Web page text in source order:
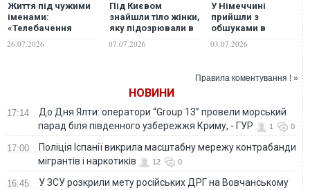
Життя під чужими
іменами:
«Телебачення
Торонто» розкрило
деталі життя
26.07.2026
Під Києвом
знайшли тіло жінки,
яку підозрювали в
замаху на
Єрмолаєва в
07.07.2026
У Німеччині
прийшли з
обшуками в
квартиру українки,
підозрюваної у
03.07.2026
Правила коментування ! »
НОВИНИ
17:14
До Дня Ялти: оператори “Group 13” провели морський
парад біля південного узбережжя Криму, - ГУР
1 0
17:00
Поліція Іспанії викрила масштабну мережу контрабанди
мігрантів і наркотиків
12 0
16:45
У ЗСУ розкрили мету російських ДРГ на Вовчанському